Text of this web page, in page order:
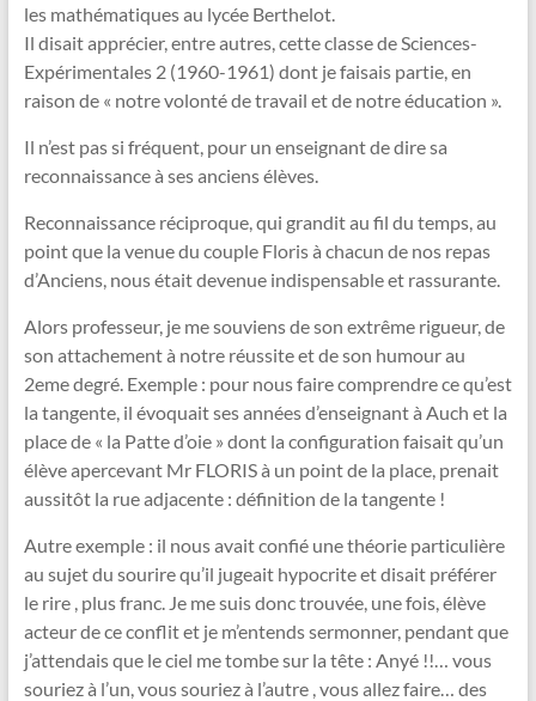
les mathématiques au lycée Berthelot.
Il disait apprécier, entre autres, cette classe de Sciences-
Expérimentales 2 (1960-1961) dont je faisais partie, en
raison de « notre volonté de travail et de notre éducation ».
Il n’est pas si fréquent, pour un enseignant de dire sa
reconnaissance à ses anciens élèves.
Reconnaissance réciproque, qui grandit au fil du temps, au
point que la venue du couple Floris à chacun de nos repas
d’Anciens, nous était devenue indispensable et rassurante.
Alors professeur, je me souviens de son extrême rigueur, de
son attachement à notre réussite et de son humour au
2eme degré. Exemple : pour nous faire comprendre ce qu’est
la tangente, il évoquait ses années d’enseignant à Auch et la
place de « la Patte d’oie » dont la configuration faisait qu’un
élève apercevant Mr FLORIS à un point de la place, prenait
aussitôt la rue adjacente : définition de la tangente !
Autre exemple : il nous avait confié une théorie particulière
au sujet du sourire qu’il jugeait hypocrite et disait préférer
le rire , plus franc. Je me suis donc trouvée, une fois, élève
acteur de ce conflit et je m’entends sermonner, pendant que
j’attendais que le ciel me tombe sur la tête : Anyé !!… vous
souriez à l’un, vous souriez à l’autre , vous allez faire… des